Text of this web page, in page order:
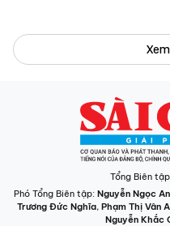
Tổng Biên
Phó Tổng Biên tập: Nguyễn Ngọc
Trương Đức Nghĩa, Phạm Thị Vân
Nguyễn Khắc